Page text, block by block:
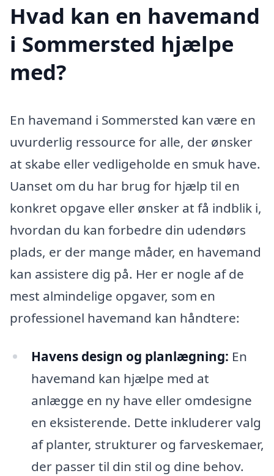
Hvad kan en havemand
i Sommersted hjælpe
med?
En havemand i Sommersted kan være en
uvurderlig ressource for alle, der ønsker
at skabe eller vedligeholde en smuk have.
Uanset om du har brug for hjælp til en
konkret opgave eller ønsker at få indblik i,
hvordan du kan forbedre din udendørs
plads, er der mange måder, en havemand
kan assistere dig på. Her er nogle af de
mest almindelige opgaver, som en
professionel havemand kan håndtere:
Havens design og planlægning: En
havemand kan hjælpe med at
anlægge en ny have eller omdesigne
en eksisterende. Dette inkluderer valg
af planter, strukturer og farveskemaer,
der passer til din stil og dine behov.